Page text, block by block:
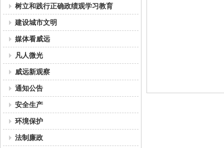
树立和践行正确政绩观学习教育
建设城市文明
媒体看威远
凡人微光
威远新观察
通知公告
安全生产
环境保护
法制廉政